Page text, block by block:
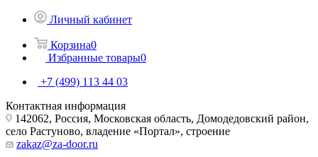
Личный кабинет
Корзина0
Избранные товары0
+7 (499) 113 44 03
Контактная информация
142062, Россия, Московская область, Домодедовский район,
село Растуново, владение «Портал», строение
zakaz@za-door.ru